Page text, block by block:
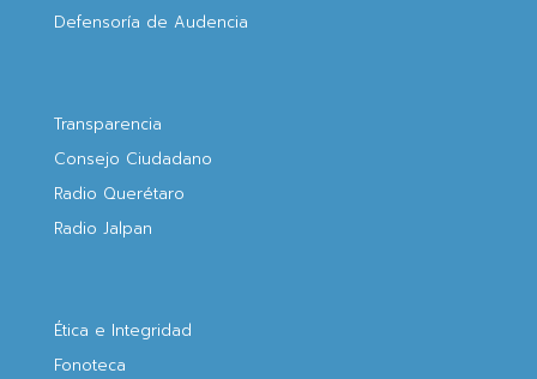
Defensoría de Audencia
Transparencia
Consejo Ciudadano
Radio Querétaro
Radio Jalpan
Ética e Integridad
Fonoteca